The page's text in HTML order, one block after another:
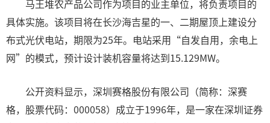
马王堆农产品公司作为项目的业主单位，将负责项目的
具体实施。该项目将在长沙海吉星的一、二期屋顶上建设分
布式光伏电站，期限为25年。电站采用“自发自用，余电上
网”的模式，预计设计装机容量将达到15.129MW。
公开资料显示，深圳赛格股份有限公司（简称：深赛
格，股票代码：000058）成立于1996年，是一家在深圳证券